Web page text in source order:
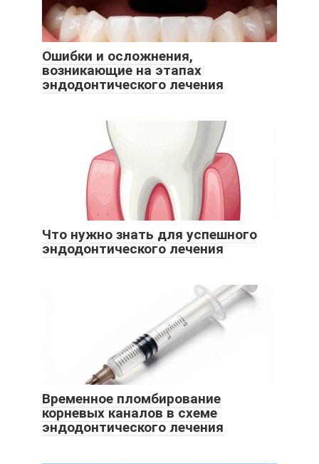
Ошибки и осложнения,
возникающие на этапах
эндодонтического лечения
Что нужно знать для успешного
эндодонтического лечения
Временное пломбирование
корневых каналов в схеме
эндодонтического лечения